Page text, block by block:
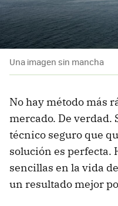
Una imagen sin mancha
No hay método más
mercado. De verdad.
técnico seguro que
solución es perfecta.
sencillas en la vida
un resultado mejor